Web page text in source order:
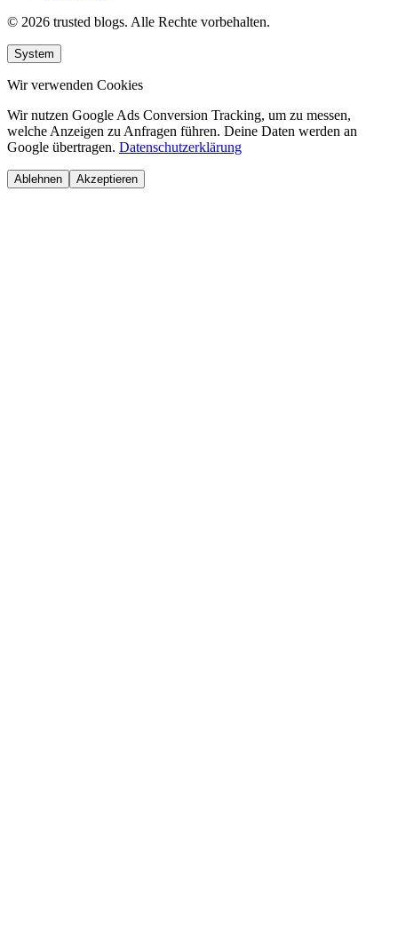
© 2026 trusted blogs. Alle Rechte vorbehalten.
System
Wir verwenden Cookies
Wir nutzen Google Ads Conversion Tracking, um zu messen,
welche Anzeigen zu Anfragen führen. Deine Daten werden an
Google übertragen. Datenschutzerklärung
Ablehnen Akzeptieren